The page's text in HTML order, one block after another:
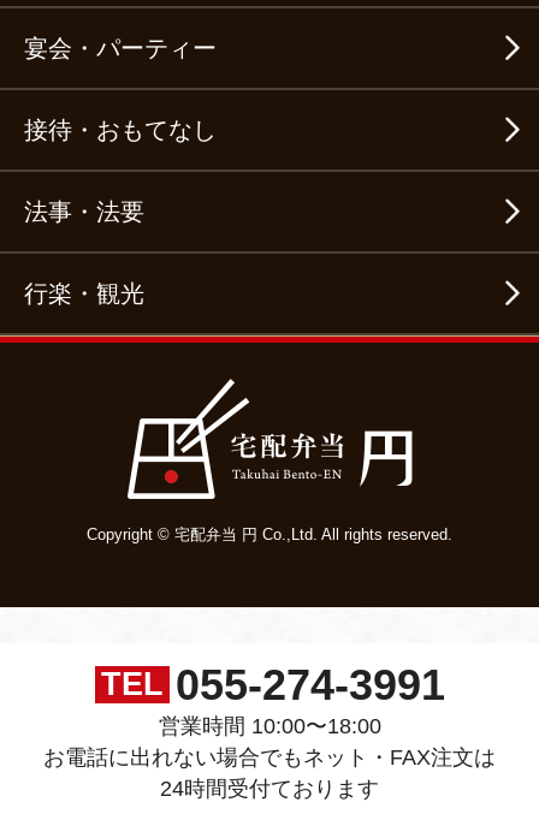
宴会・パーティー
接待・おもてなし
法事・法要
行楽・観光
Copyright © 宅配弁当 円 Co.,Ltd. All rights reserved.
TEL 055-274-3991
営業時間 10:00〜18:00
お電話に出れない場合でもネット・FAX注文は
24時間受付ております